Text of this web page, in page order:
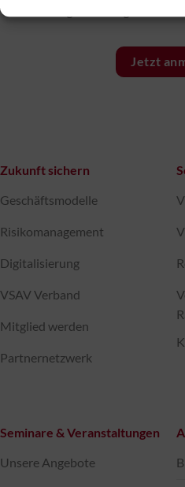
Jetzt
Zukunft sichern
Geschäftsmodelle
Risikomanagement
Digitalisierung
VSAV Verband
Mitglied werden
Partnernetzwerk
Seminare & Veranstaltungen
Unsere Angebote